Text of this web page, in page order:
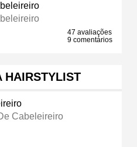
47 avaliações
9 comentários
HAIRSTYLIST
Cabeleireiro